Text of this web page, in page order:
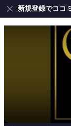
新規登録でココ